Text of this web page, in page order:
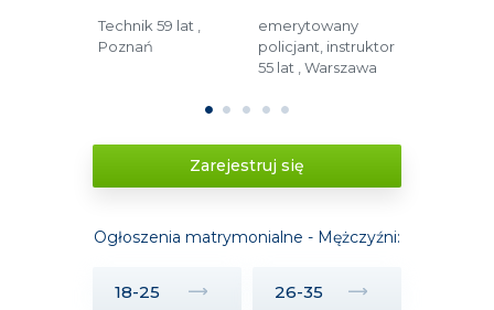
Technik 59 lat ,
Poznań
emerytowany
policjant, instruktor
55 lat , Warszawa
1 2 3 4 5
Zarejestruj się
Ogłoszenia matrymonialne - Mężczyźni:
18-25 26-35